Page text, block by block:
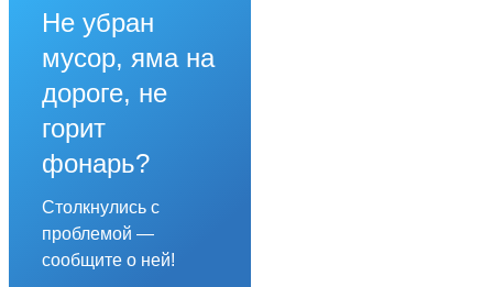
Не убран
мусор, яма на
дороге, не
горит
фонарь?
Столкнулись с
проблемой —
сообщите о ней!